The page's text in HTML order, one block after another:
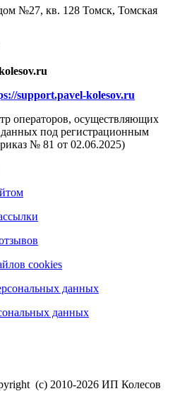
№27, кв. 128 Томск, Томская
support.pavel-kolesov.ru
операторов, осуществляющих
под регистрационным
№ 81 от 02.06.2025)
cookies
данных
данных
(с) 2010-2026 ИП Колесов